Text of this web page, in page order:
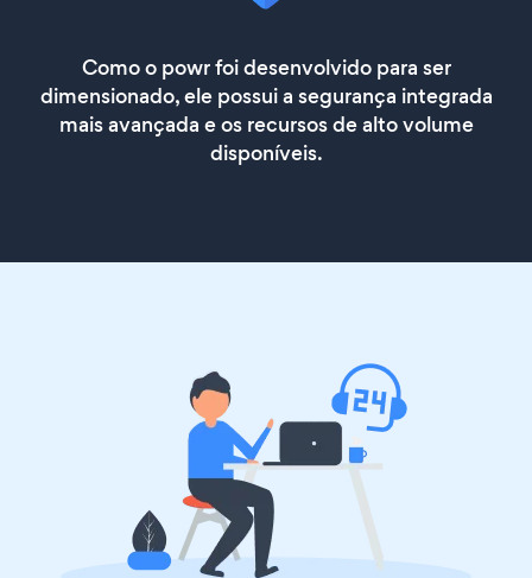
Como o powr foi desenvolvido para ser
dimensionado, ele possui a segurança integrada
mais avançada e os recursos de alto volume
disponíveis.